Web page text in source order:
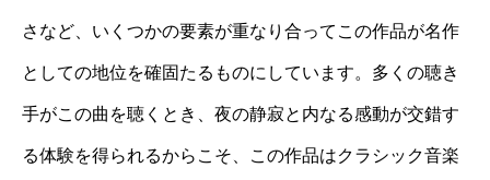
さなど、いくつかの要素が重なり合ってこの作品が名作
としての地位を確固たるものにしています。多くの聴き
手がこの曲を聴くとき、夜の静寂と内なる感動が交錯す
る体験を得られるからこそ、この作品はクラシック音楽